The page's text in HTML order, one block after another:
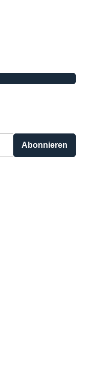
Abonnieren